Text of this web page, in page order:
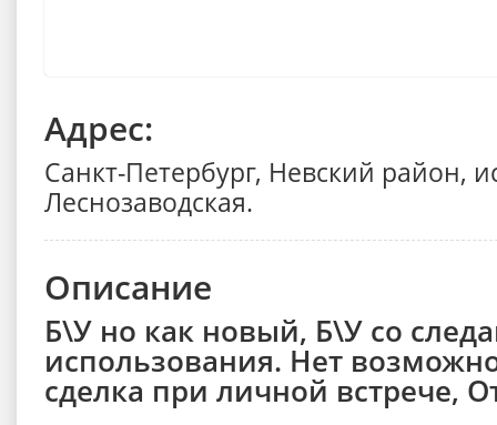
Адрес:
Санкт-Петербург, Невский район,
Леснозаводская.
Описание
Б\У но как новый, Б\У со
использования. Нет
сделка при личной встрече,